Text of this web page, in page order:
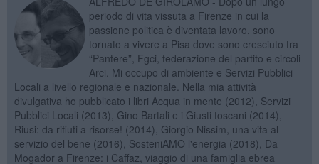
periodo di vita vissuta a Firenze in cui la
passione politica è diventata lavoro, sono
tornato a vivere a Pisa dove sono cresciuto tra
“Pantere”, Fgci, federazione del partito e circoli
Arci. Mi occupo di ambiente e Servizi Pubblici
Locali a livello regionale e nazionale. Nella mia attività
divulgativa ho pubblicato i libri Acqua in mente (2012), Servizi
Pubblici Locali (2013), Gino Bartali e i Giusti toscani (2014),
Riusi: da rifiuti a risorse! (2014), Giorgio Nissim, una vita al
servizio del bene (2016), SosteniAMO l'energia (2018), Da
Mogador a Firenze: i Caffaz, viaggio di una famiglia ebrea